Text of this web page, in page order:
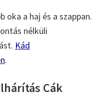
oka a haj és a szappan.
nélküli
Kád
.
Cák